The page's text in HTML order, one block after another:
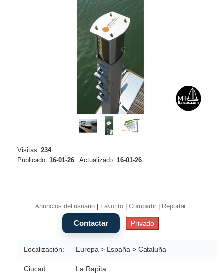
Visitas: 234
Publicado: 16-01-26 Actualizado: 16-01-26
Anuncios del usuario Favorito Compartir Reportar
Localización: Europa > España > Cataluña
Ciudad: La Rapita